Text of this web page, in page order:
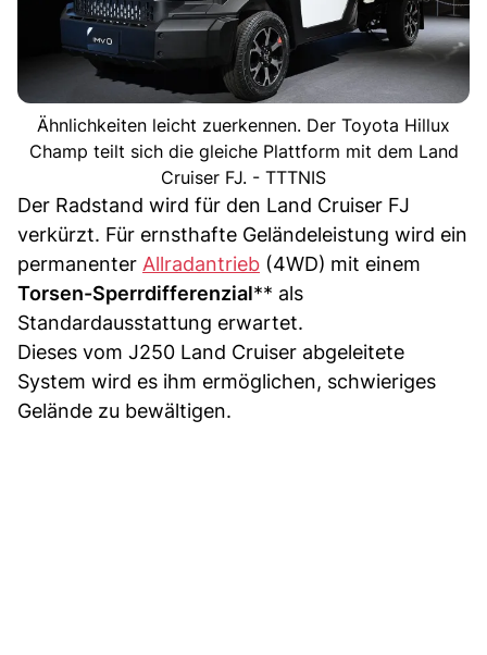
Ähnlichkeiten leicht zuerkennen. Der Toyota Hillux
Champ teilt sich die gleiche Plattform mit dem Land
Cruiser FJ. - TTTNIS
Der Radstand wird für den Land Cruiser FJ
verkürzt. Für ernsthafte Geländeleistung wird ein
permanenter Allradantrieb (4WD) mit einem
Torsen-Sperrdifferenzial** als
Standardausstattung erwartet.
Dieses vom J250 Land Cruiser abgeleitete
System wird es ihm ermöglichen, schwieriges
Gelände zu bewältigen.